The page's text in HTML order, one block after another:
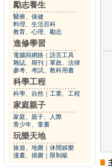
勵志養生
醫療、保健
料理、生活百科
教育、心理、勵志
進修學習
電腦與網路
語言工具
雜誌、期刊
軍政、法律
參考、考試、教科用書
科學工程
科學、自然 工業、工程
家庭親子
家庭、親子、人際
青少年、童書
玩樂天地
旅遊、地圖
休閒娛樂
漫畫、插圖
限制級